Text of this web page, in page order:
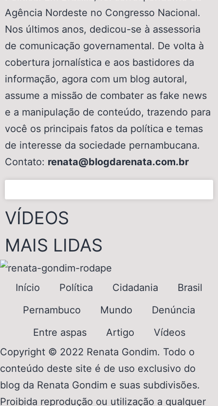
Agência Nordeste no Congresso Nacional.
Nos últimos anos, dedicou-se à assessoria
de comunicação governamental. De volta à
cobertura jornalística e aos bastidores da
informação, agora com um blog autoral,
assume a missão de combater as fake news
e a manipulação de conteúdo, trazendo para
você os principais fatos da política e temas
de interesse da sociedade pernambucana.
Contato: renata@blogdarenata.com.br
VÍDEOS
MAIS LIDAS
Início Política Cidadania
Brasil
Pernambuco
Mundo
Denúncia
Entre aspas
Artigo
Vídeos
Copyright © 2022 Renata Gondim. Todo o
conteúdo deste site é de uso exclusivo do
blog da Renata Gondim e suas subdivisões.
Proibida reprodução ou utilização a qualquer